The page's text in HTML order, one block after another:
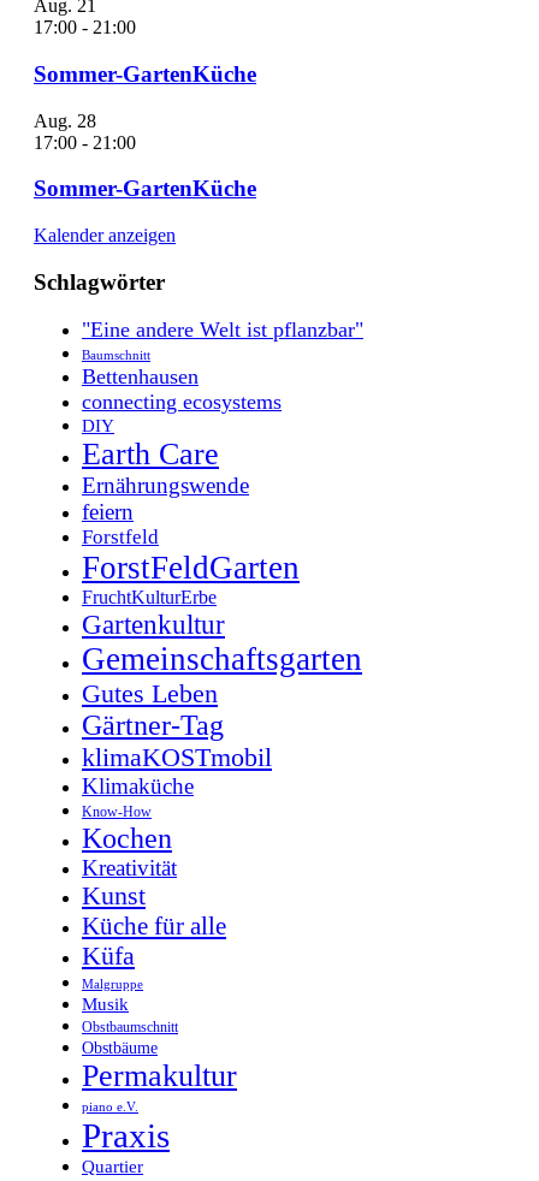
Aug. 21
17:00 - 21:00
Sommer-GartenKüche
Aug. 28
17:00 - 21:00
Sommer-GartenKüche
Kalender anzeigen
Schlagwörter
"Eine andere Welt ist pflanzbar"
Baumschnitt
Bettenhausen
connecting ecosystems
DIY
Earth Care
Ernährungswende
feiern
Forstfeld
ForstFeldGarten
FruchtKulturErbe
Gartenkultur
Gemeinschaftsgarten
Gutes Leben
Gärtner-Tag
klimaKOSTmobil
Klimaküche
Know-How
Kochen
Kreativität
Kunst
Küche für alle
Küfa
Malgruppe
Musik
Obstbaumschnitt
Obstbäume
Permakultur
piano e.V.
Praxis
Quartier